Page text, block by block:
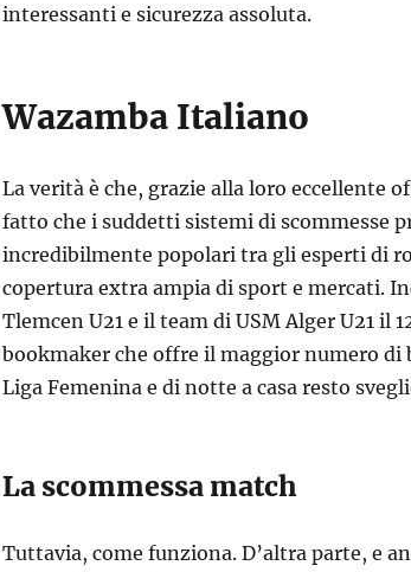
interessanti e sicurezza assoluta.
Wazamba Italiano
La verità è che, grazie alla loro eccellente
fatto che i suddetti sistemi di scommesse
incredibilmente popolari tra gli esperti di
copertura extra ampia di sport e mercati.
Tlemcen U21 e il team di USM Alger U21 il
bookmaker che offre il maggior numero di
Liga Femenina e di notte a casa resto
La scommessa match
Tuttavia, come funziona. D’altra parte, e